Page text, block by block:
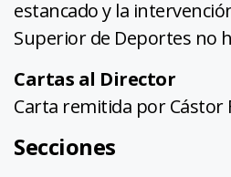
estancado y la
Superior de Deportes no
Cartas al Director
Carta remitida por Cástor
Secciones